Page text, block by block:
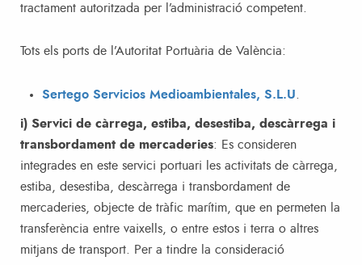
tractament autoritzada per l’administració competent.
Tots els ports de l’Autoritat Portuària de València:
Sertego Servicios Medioambientales, S.L.U
i) Servici de càrrega, estiba, desestiba, descàrrega i
transbordament de mercaderies: Es consideren
integrades en este servici portuari les activitats de càrrega,
estiba, desestiba, descàrrega i transbordament de
mercaderies, objecte de tràfic marítim, que en permeten la
transferència entre vaixells, o entre estos i terra o altres
mitjans de transport. Per a tindre la consideració